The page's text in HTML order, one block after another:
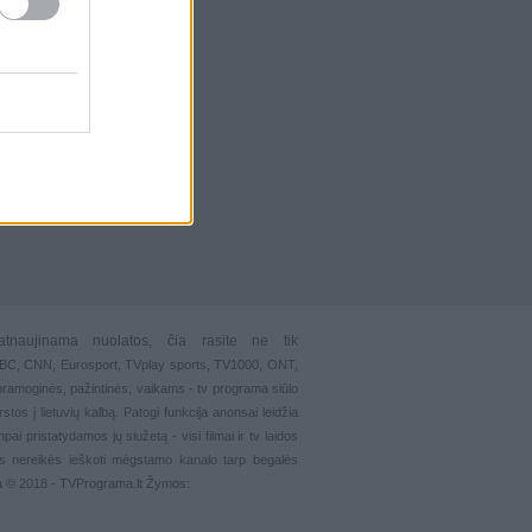
nuolatos, čia rasite ne tik
CNN, Eurosport, TVplay sports , TV1000, ONT,
pažintinės vaikams - tv programa siūlo
į lietuvių kalbą. Patogi funkcija anonsai leidžia
pristatydamos jų siužetą - visi filmai ir tv laidos
nereikės ieškoti mėgstamo kanalo tarp begalės
© 2018 - TVPrograma.lt Žymos: